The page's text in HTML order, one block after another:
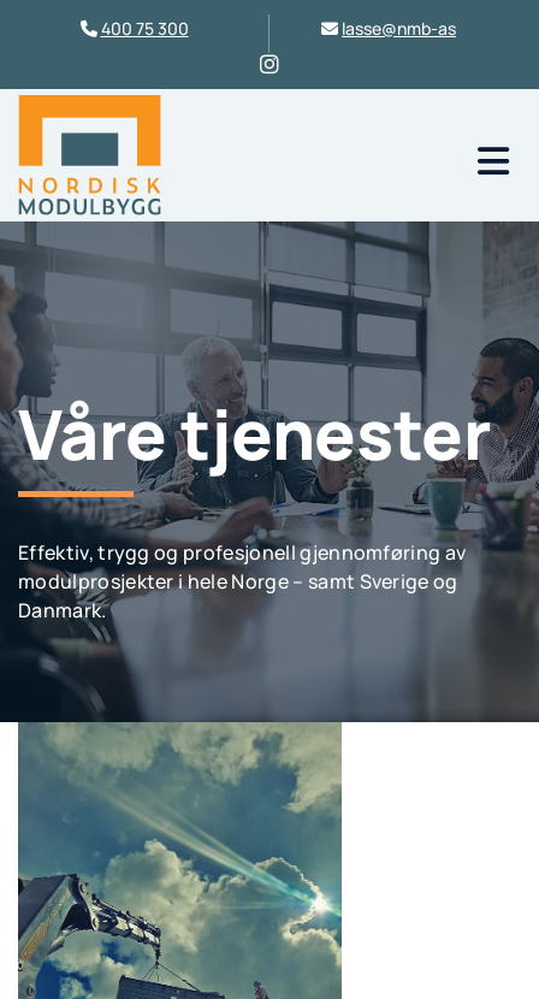
 400 75 300  lasse@nmb-as
Våre tjenester
Effektiv, trygg og profesjonell gjennomføring av
modulprosjekter i hele Norge – samt Sverige og
Danmark.